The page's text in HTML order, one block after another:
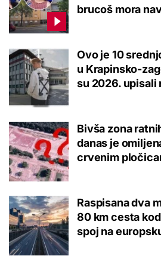
brucoš mora
Ovo je 10
u Krapinsko-
su 2026. upisali
Bivša zona
danas je
crvenim
Raspisana dva
80 km cesta
spoj na